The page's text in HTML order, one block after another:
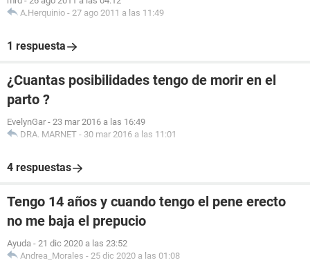
A.Herquinio - 27 ago 2011 a las 11:49
1 respuesta
¿Cuantas posibilidades tengo de morir en el
parto ?
EvelynGar - 23 mar 2016 a las 16:49
DRA. MARNET - 30 mar 2016 a las 11:01
4 respuestas
Tengo 14 años y cuando tengo el pene erecto
no me baja el prepucio
Ayuda - 21 dic 2020 a las 23:52
Andrea_Morales - 25 dic 2020 a las 01:08